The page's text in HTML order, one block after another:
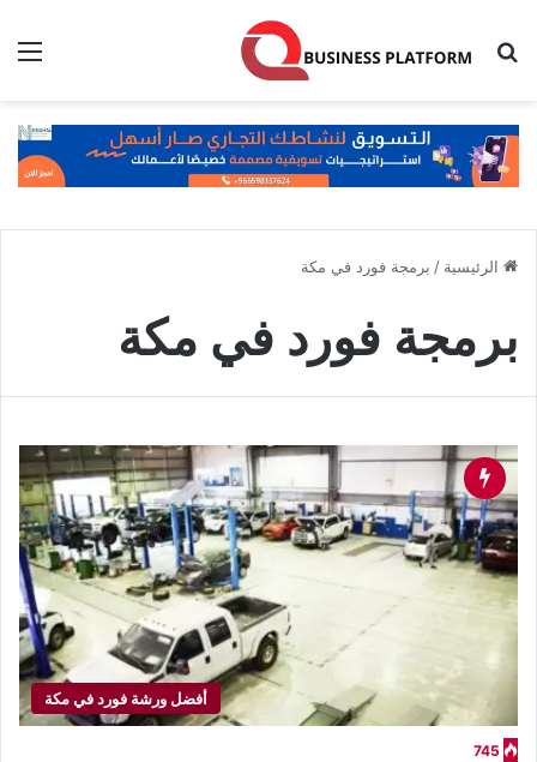
بحث عن
الرئيسية / برمجة فورد في مكة
برمجة فورد في مكة
أفضل ورشة فورد في مكة
745